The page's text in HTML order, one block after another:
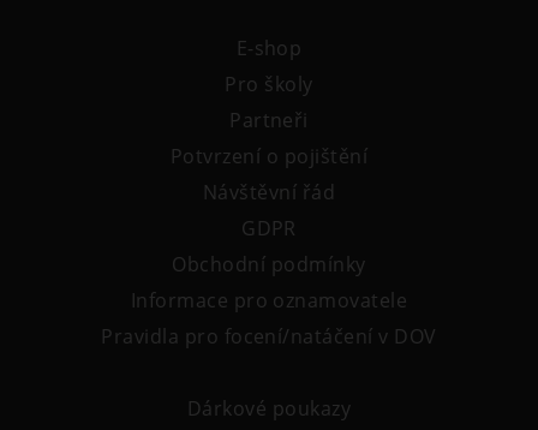
E-shop
Pro školy
Partneři
Potvrzení o pojištění
Návštěvní řád
GDPR
Obchodní podmínky
Informace pro oznamovatele
Pravidla pro focení/natáčení v DOV
Dárkové poukazy